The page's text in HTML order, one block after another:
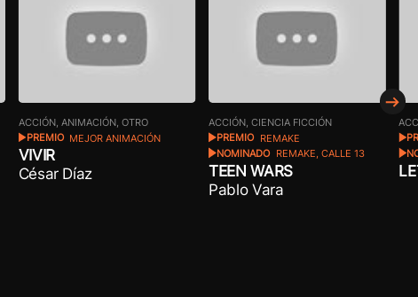
ACCIÓN, ANIMACIÓN, OTRO
PREMIO MEJOR ANIMACIÓN
VIVIR
César Díaz
ACCIÓN, CIENCIA FICCIÓN
PREMIO
REMAKE
NOMINADO
REMAKE, CALLE 13
TEEN WARS
Pablo Vara